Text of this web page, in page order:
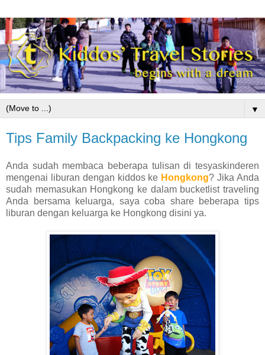
▼
Tips Family Backpacking ke Hongkong
Anda sudah membaca beberapa tulisan di tesyaskinderen
mengenai liburan dengan kiddos ke Hongkong? Jika Anda
sudah memasukan Hongkong ke dalam bucketlist traveling
Anda bersama keluarga, saya coba share beberapa tips
liburan dengan keluarga ke Hongkong disini ya.